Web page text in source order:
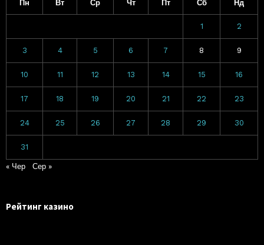
Пн Вт Ср Чт Пт Сб Нд
1 2
3 4 5 6 7 8 9
10 11 12 13 14 15 16
17 18 19 20 21 22 23
24 25 26 27 28 29 30
31
« Чер Сер »
Рейтинг казино